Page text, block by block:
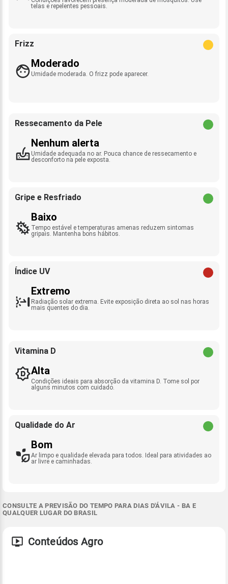
telas e repelentes pessoais.
Frizz
Moderado
Umidade moderada. O frizz pode aparecer.
Ressecamento da Pele
Nenhum alerta
Umidade adequada no ar. Pouca chance de ressecamento e
desconforto na pele exposta.
Gripe e Resfriado
Baixo
Tempo estável e temperaturas amenas reduzem sintomas
gripais. Mantenha bons hábitos.
Índice UV
Extremo
Radiação solar extrema. Evite exposição direta ao sol nas horas
mais quentes do dia.
Vitamina D
Alta
Condições ideais para absorção da vitamina D. Tome sol por
alguns minutos com cuidado.
Qualidade do Ar
Bom
Ar limpo e qualidade elevada para todos. Ideal para atividades ao
ar livre e caminhadas.
CONSULTE A PREVISÃO DO TEMPO PARA DIAS D'ÁVILA - BA E
QUALQUER LUGAR DO BRASIL
Conteúdos Agro